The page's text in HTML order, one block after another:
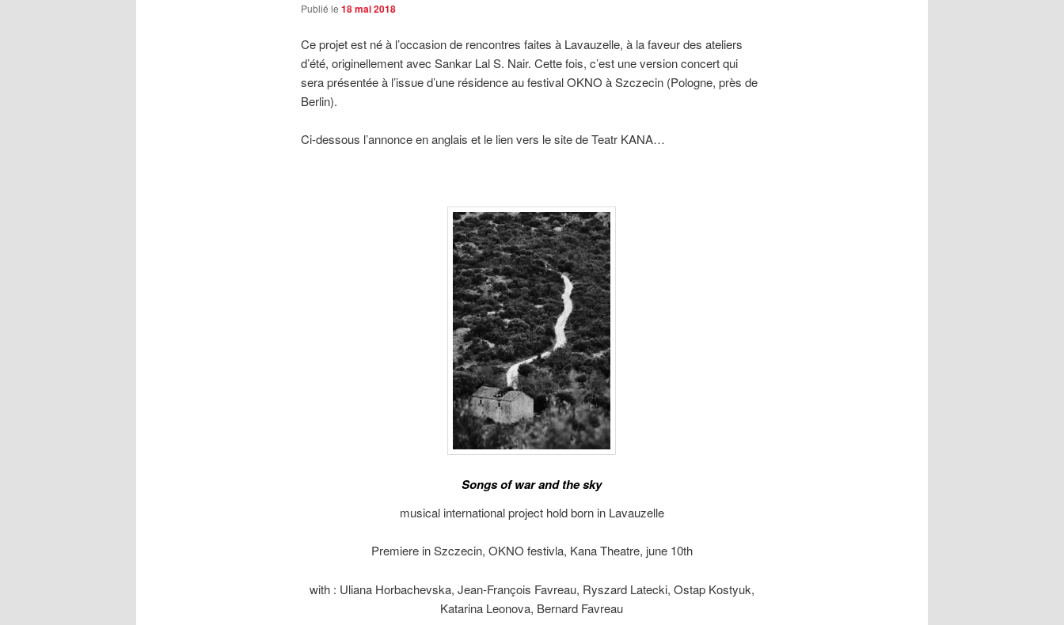
Publié le 18 mai 2018
Ce projet est né à l’occasion de rencontres faites à Lavauzelle, à la faveur des ateliers
d’été, originellement avec Sankar Lal S. Nair. Cette fois, c’est une version concert qui
sera présentée à l’issue d’une résidence au festival OKNO à Szczecin (Pologne, près de
Berlin).
Ci-dessous l’annonce en anglais et le lien vers le site de Teatr KANA…
Songs of war and the sky
musical international project hold born in Lavauzelle
Premiere in Szczecin, OKNO festivla, Kana Theatre, june 10th
with : Uliana Horbachevska, Jean-François Favreau, Ryszard Latecki, Ostap Kostyuk,
Katarina Leonova, Bernard Favreau